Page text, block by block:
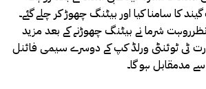
کا سامنا کیا اور بیٹنگ چھوڑ کر چلے گئے۔
شرما نے بیٹنگ چھوڑنے کے بعد مزید
ٹی ٹوئنٹی ورلڈ کپ کے دوسرے سیمی فائنل
مدمقابل ہو گا۔